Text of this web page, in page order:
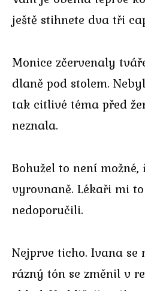
ještě stihnete dva tři
Monice zčervenaly
dlaně pod stolem.
tak citlivé téma před
neznala.
Bohužel to není možné,
vyrovnaně. Lékaři mi
nedoporučili.
Nejprve ticho. Ivana
rázný tón se změnil v